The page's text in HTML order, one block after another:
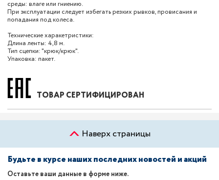
среды: влаге или гниению.
При эксплуатации следует избегать резких рывков, провисания и
попадания под колеса.
Технические харакетристики:
Длина ленты: 4,8 м.
Тип сцепки: "крюк/крюк".
Упаковка: пакет.
ТОВАР СЕРТИФИЦИРОВАН
Наверх страницы
Будьте в курсе наших последних новостей и акций
Оставьте ваши данные в форме ниже.